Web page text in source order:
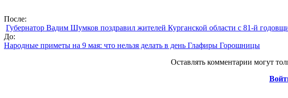
После:
Губернатор Вадим Шумков поздравил жителей Курганской области с 81-й
До:
Народные приметы на 9 мая: что нельзя делать в день Глафиры Горошницы
Оставлять комментарии могут